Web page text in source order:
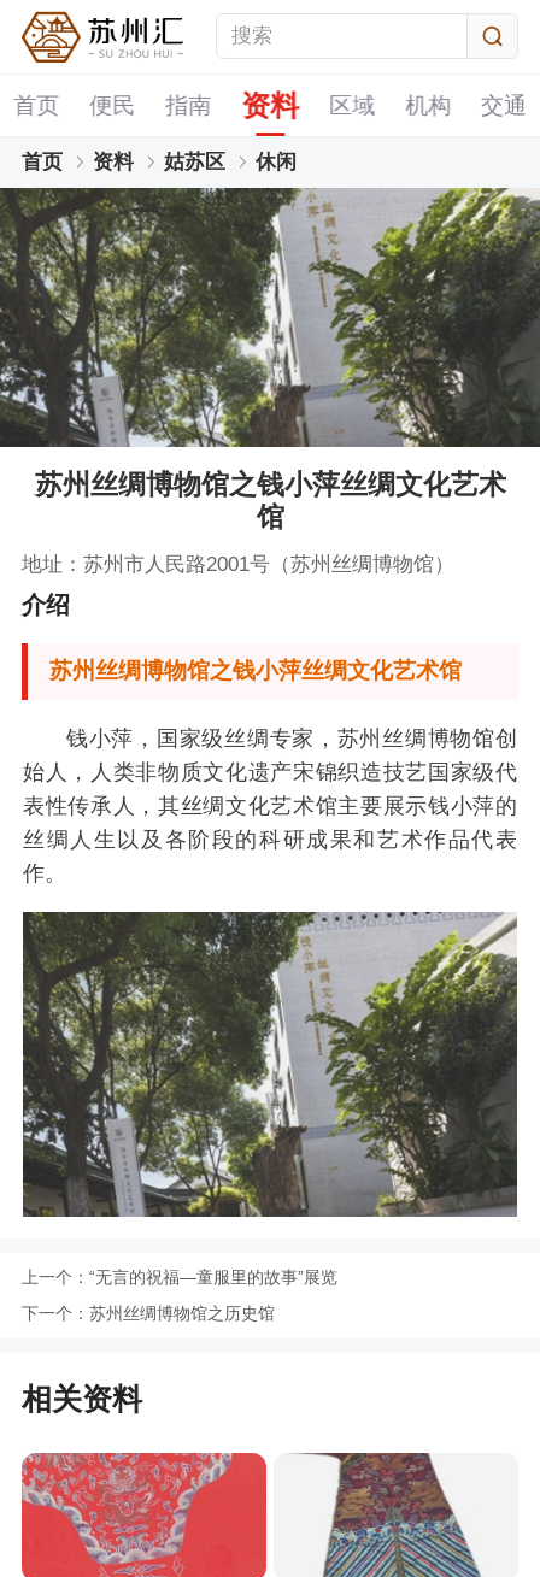
首页 便民 指南 资料 区域 机构 交通
首页 资料 姑苏区 休闲
苏州丝绸博物馆之钱小萍丝绸文化艺术
馆
地址：苏州市人民路2001号（苏州丝绸博物馆）
介绍
苏州丝绸博物馆之钱小萍丝绸文化艺术馆
钱小萍，国家级丝绸专家，苏州丝绸博物馆创
始人，人类非物质文化遗产宋锦织造技艺国家级代
表性传承人，其丝绸文化艺术馆主要展示钱小萍的
丝绸人生以及各阶段的科研成果和艺术作品代表
作。
上一个： “无言的祝福—童服里的故事”展览
下一个： 苏州丝绸博物馆之历史馆
相关资料